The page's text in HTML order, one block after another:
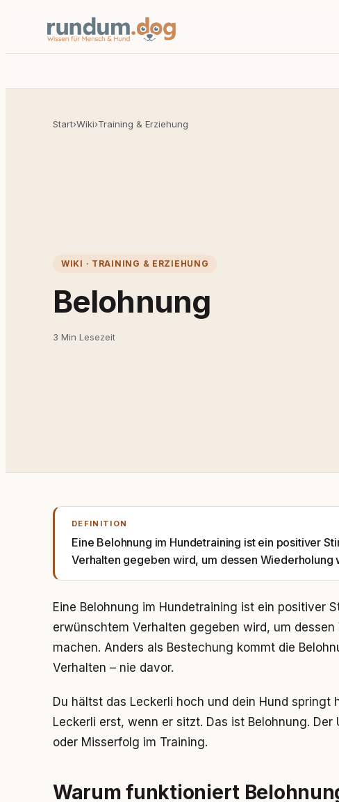
Start›Wiki›Training & Erziehung
WIKI · TRAINING & ERZIEHUNG
Belohnung
3 Min Lesezeit
DEFINITION
Eine Belohnung im Hundetraining ist ein positiver
Verhalten gegeben wird, um dessen Wiederholung
Eine Belohnung im Hundetraining ist ein positiver
erwünschtem Verhalten gegeben wird, um
machen. Anders als Bestechung kommt die
Verhalten – nie davor.
Du hältst das Leckerli hoch und dein Hund springt
Leckerli erst, wenn er sitzt. Das ist Belohnung.
oder Misserfolg im Training.
Warum funktioniert